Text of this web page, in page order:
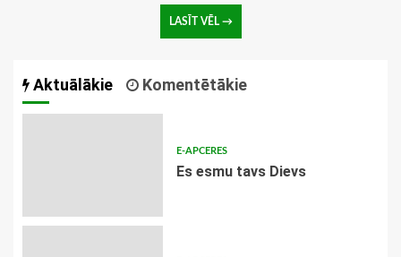
LASĪT VĒL →
Aktuālākie Komentētākie
E-APCERES
Es esmu tavs Dievs